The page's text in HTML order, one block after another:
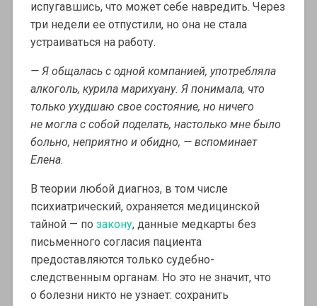
испугавшись, что может себе навредить. Через
три недели ее отпустили, но она не стала
устраиваться на работу.
— Я общалась с одной компанией, употребляла
алкоголь, курила марихуану. Я понимала, что
только ухудшаю свое состояние, но ничего
не могла с собой поделать, настолько мне было
больно, неприятно и обидно, — вспоминает
Елена.
В теории любой диагноз, в том числе
психиатрический, охраняется медицинской
тайной — по закону, данные медкарты без
письменного согласия пациента
предоставляются только судебно-
следственным органам. Но это не значит, что
о болезни никто не узнает: сохранить